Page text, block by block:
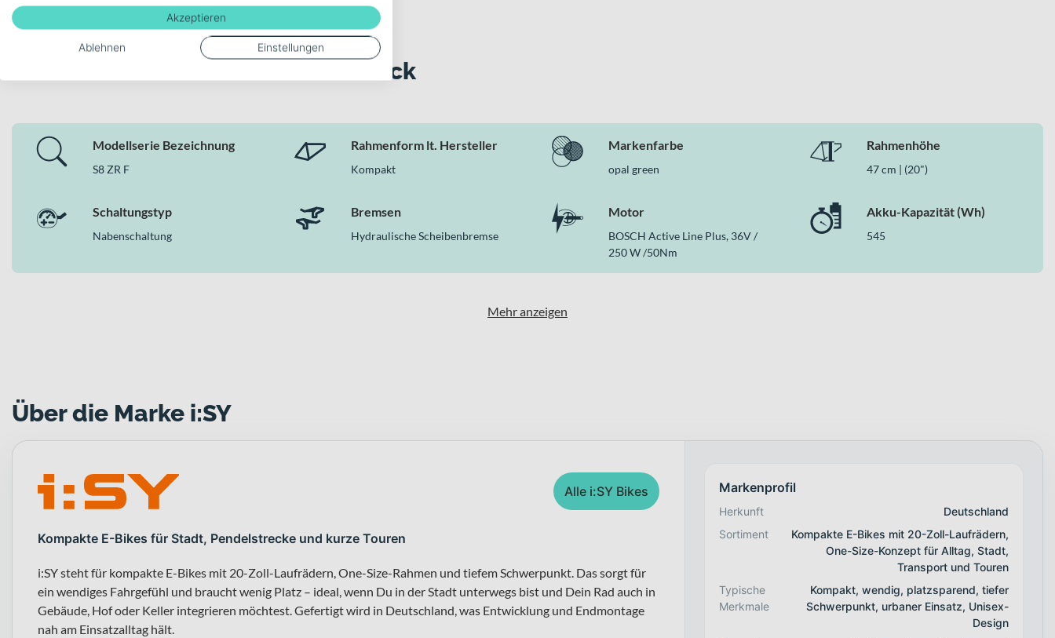
Deine Bike-Features auf einen Blick
Modellserie Bezeichnung
S8 ZR F
Rahmenform lt. Hersteller
Kompakt
Markenfarbe
opal green
Rahmenhöhe
47 cm | (20")
Schaltungstyp
Nabenschaltung
Bremsen
Hydraulische Scheibenbremse
Motor
BOSCH Active Line Plus, 36V /
250 W /50Nm
Akku-Kapazität (Wh)
545
Mehr anzeigen
Über die Marke i:SY
Alle i:SY Bikes
Kompakte E-Bikes für Stadt, Pendelstrecke und kurze Touren
i:SY steht für kompakte E-Bikes mit 20-Zoll-Laufrädern, One-Size-Rahmen und tiefem Schwerpunkt. Das sorgt für
ein wendiges Fahrgefühl und braucht wenig Platz – ideal, wenn Du in der Stadt unterwegs bist und Dein Rad auch in
Gebäude, Hof oder Keller integrieren möchtest. Gefertigt wird in Deutschland, was Entwicklung und Endmontage
nah am Einsatzalltag hält.
Markenprofil
Herkunft
Deutschland
Sortiment
Kompakte E-Bikes mit 20-Zoll-Laufrädern,
One-Size-Konzept für Alltag, Stadt,
Transport und Touren
Typische
Merkmale
Kompakt, wendig, platzsparend, tiefer
Schwerpunkt, urbaner Einsatz, Unisex-
Design
Akzeptieren
Ablehnen Einstellungen